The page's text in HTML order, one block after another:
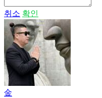
취소 확인
金